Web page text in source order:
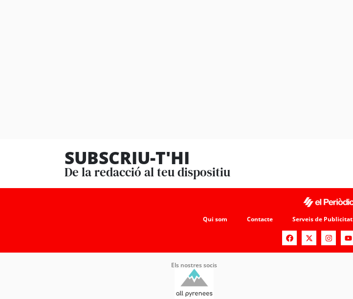
SUBSCRIU-T'HI
De la redacció al teu dispositiu
Qui som Contacte Serveis de Publicitat
Els nostres socis